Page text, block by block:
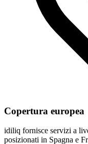
Copertura europea
idiliq fornisce servizi a
posizionati in Spagna e